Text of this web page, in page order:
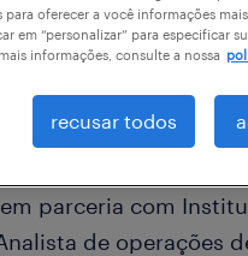
parceria com
de operações
oferecer a você informações
em “personalizar” para especificar
informações, consulte a nossa
recusar todos